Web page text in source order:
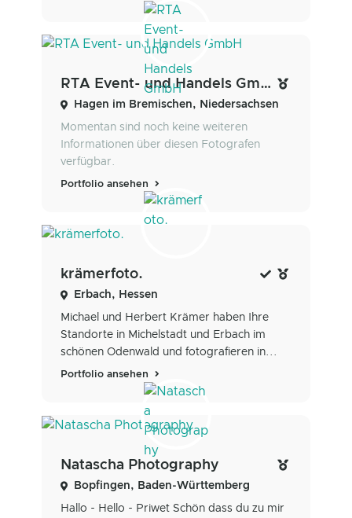
RTA Event- und Handels GmbH
Hagen im Bremischen, Niedersachsen
Momentan sind noch keine weiteren
Informationen über diesen Fotografen
verfügbar.
Portfolio ansehen
krämerfoto.
Erbach, Hessen
Michael und Herbert Krämer haben Ihre
Standorte in Michelstadt und Erbach im
schönen Odenwald und fotografieren in...
Portfolio ansehen
Natascha Photography
Bopfingen, Baden-Württemberg
Hallo - Hello - Priwet Schön dass du zu mir